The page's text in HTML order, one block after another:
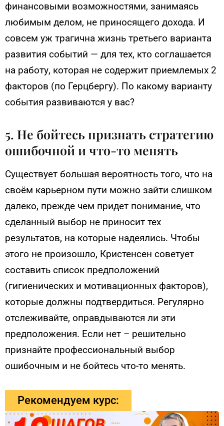
финансовыми возможностями, занимаясь
любимым делом, не приносящего дохода. И
совсем уж трагична жизнь третьего варианта
развития событий — для тех, кто соглашается
на работу, которая не содержит приемлемых 2
факторов (по Герцбергу). По какому варианту
события развиваются у вас?
5. Не бойтесь признать стратегию
ошибочной и что-то менять
Существует большая вероятность того, что на
своём карьерном пути можно зайти слишком
далеко, прежде чем придет понимание, что
сделанный выбор не приносит тех
результатов, на которые надеялись. Чтобы
этого не произошло, Кристенсен советует
составить список предположений
(гигиенических и мотивационных факторов),
которые должны подтвердиться. Регулярно
отслеживайте, оправдываются ли эти
предположения. Если нет – решительно
признайте профессиональный выбор
ошибочным и не бойтесь что-то менять.
Рекомендуем курс: